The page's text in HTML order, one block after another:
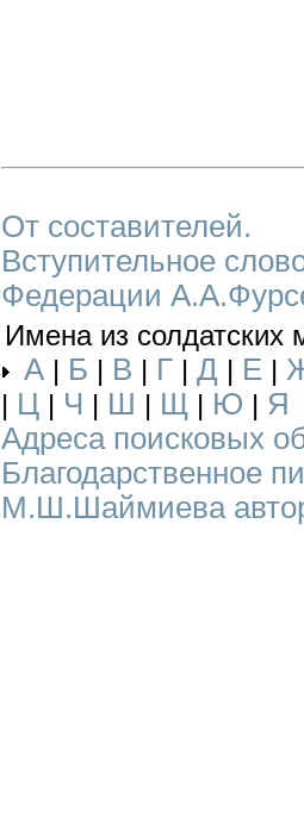
От составителей.
Вступительное
Федерации
Имена из солдатских
А | Б | В | Г | Д | Е |
| Ц | Ч | Ш | Щ | Ю | Я
Адреса поисковых
Благодарственное
М.Ш.Шаймиева